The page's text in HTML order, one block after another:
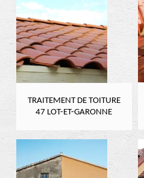
TRAITEMENT DE TOITURE
47 LOT-ET-GARONNE